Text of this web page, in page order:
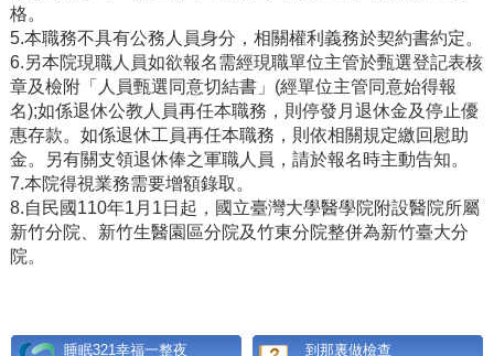
格。
5.本職務不具有公務人員身分，相關權利義務於契約書約定。
6.另本院現職人員如欲報名需經現職單位主管於甄選登記表核
章及檢附「人員甄選同意切結書」 (經單位主管同意始得報
名);如係退休公教人員再任本職務，則停發月退休金及停止優
惠存款。如係退休工員再任本職務，則依相關規定繳回慰助
金。另有關支領退休俸之軍職人員，請於報名時主動告知。
7.本院得視業務需要增額錄取。
8.自民國 110年1 月 1 日起，國立臺灣大學醫學院附設醫院所屬
新竹分院、新竹生醫園區分院及竹東分院整併為新竹臺大分
院。
睡眠321幸福一整夜 到那裏做檢查